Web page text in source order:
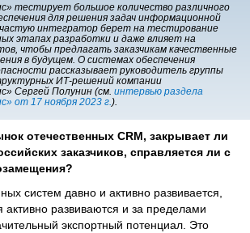
тестирует большое количество различного
для решения задач информационной
интегратор берет на тестирование
этапах разработки и даже влияет на
чтобы предлагать заказчикам качественные
в будущем. О системах обеспечения
рассказывает руководитель группы
ИТ-решений компании
Сергей Полунин (см. интервью раздела
от 17 ноября 2023 г.).
отечественных CRM, закрывает ли
заказчиков, справляется ли с
систем давно и активно развивается,
развиваются и за пределами
экспортный потенциал. Это